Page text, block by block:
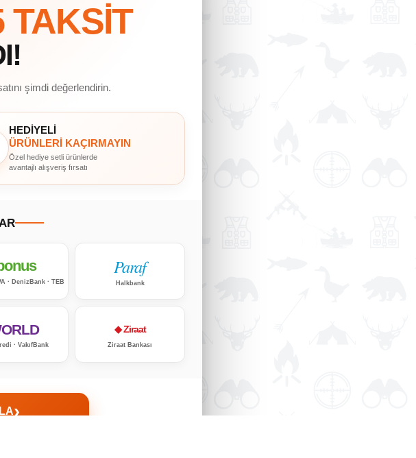
TAKSİT
şimdi değerlendirin.
HEDİYELİ
ÜRÜNLERİ KAÇIRMAYIN
Özel hediye setli ürünlerde
avantajlı alışveriş fırsatı
· DenizBank · TEB
Paraf
Halkbank
· VakıfBank
◆ Ziraat
Ziraat Bankası
›